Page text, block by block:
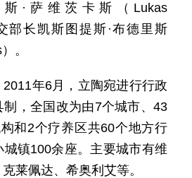
·萨维茨卡斯（Lukas
部长凯斯图提斯·布德里斯
。
2011年6月，立陶宛进行行政
制，全国改为由7个城市、43
和2个疗养区共60个地方行
镇100余座。主要城市有维
莱佩达、希奥利艾等。